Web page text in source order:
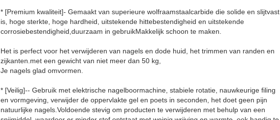
* [Premium kwaliteit]- Gemaakt van superieure wolfraamstaalcarbide die solide en slijtvast
is, hoge sterkte, hoge hardheid, uitstekende hittebestendigheid en uitstekende
corrosiebestendigheid,duurzaam in gebruikMakkelijk schoon te maken.
Het is perfect voor het verwijderen van nagels en dode huid, het trimmen van randen en
zijkanten.met een gewicht van niet meer dan 50 kg,
Je nagels glad omvormen.
* [Veilig]-- Gebruik met elektrische nagelboormachine, stabiele rotatie, nauwkeurige filing
en vormgeving, verwijder de oppervlakte gel en poets in seconden, het doet geen pijn
natuurlijke nagels.Voldoende stevig om producten te verwijderen met behulp van een